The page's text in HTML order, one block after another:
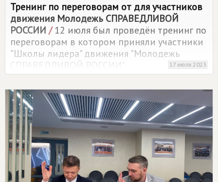
Тренинг по переговорам от для участников
движения Молодежь СПРАВЕДЛИВОЙ
РОССИИ /12 июля был проведён тренинг по
переговорам в котором приняли участники
"Школы лидера" движения "Молодежь
СПРАВЕДЛИВОЙ РОССИИ".
17 июля 2023